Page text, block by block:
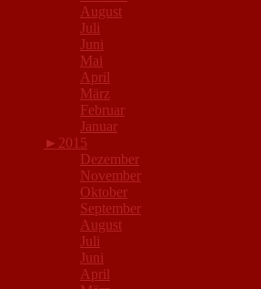
August
Juli
Juni
Mai
April
März
Februar
Januar
► 2015
Dezember
November
Oktober
September
August
Juli
Juni
April